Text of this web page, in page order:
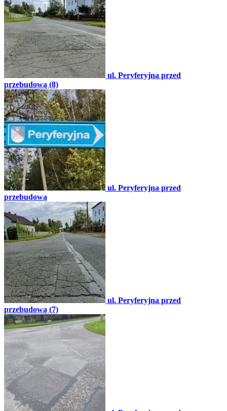
ul. Peryferyjna przed
przebudową (8)
ul. Peryferyjna przed
przebudową
ul. Peryferyjna przed
przebudową (7)